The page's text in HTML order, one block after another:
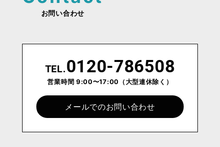
お問い合わせ
TEL.0120-786508
営業時間 9:00〜17:00 （大型連休除く）
メールでのお問い合わせ